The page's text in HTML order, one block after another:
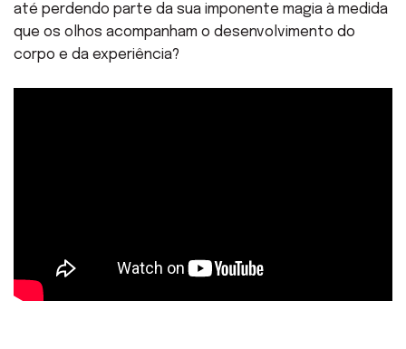
até perdendo parte da sua imponente magia à medida
que os olhos acompanham o desenvolvimento do
corpo e da experiência?